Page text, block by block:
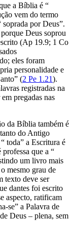
a Bíblia é “
vem do termo
por Deus”.
Deus soprou
(Ap 19.9; 1 Co
eles foram
personalidade e
(2 Pe 1.21).
registradas na
pregadas nas
da Bíblia também é
do Antigo
toda” a Escritura é
que a “
um livro mais
mesmo grau de
texto deve ser
dantes foi escrito
aspecto, ratificam
se” a Palavra de
Deus – plena, sem